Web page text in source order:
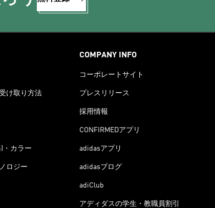
け取り方法
・カラー
ロジー
COMPANY INFO
コーポレートサイト
プレスリリース
採用情報
CONFIRMEDアプリ
adidasアプリ
adidasブログ
adiClub
アディダスの学生・教職員割引